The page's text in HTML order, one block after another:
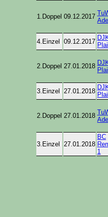
1.Doppel 09.12.2017
4.Einzel 09.12.2017
2.Doppel 27.01.2018
3.Einzel 27.01.2018
2.Doppel 27.01.2018
3.Einzel 27.01.2018
BC
1